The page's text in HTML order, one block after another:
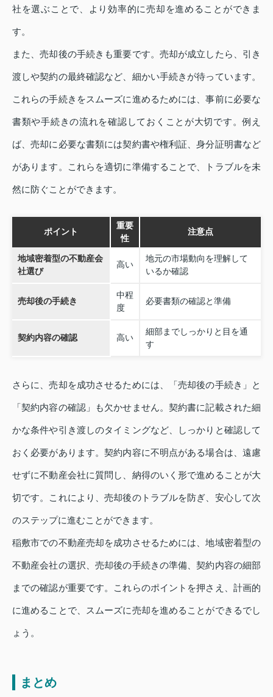
社を選ぶことで、より効率的に売却を進めることができま
す。
また、売却後の手続きも重要です。売却が成立したら、引き
渡しや契約の最終確認など、細かい手続きが待っています。
これらの手続きをスムーズに進めるためには、事前に必要な
書類や手続きの流れを確認しておくことが大切です。例え
ば、売却に必要な書類には契約書や権利証、身分証明書など
があります。これらを適切に準備することで、トラブルを未
然に防ぐことができます。
ポイント
重要
性
注意点
地域密着型の不動産会
社選び
高い
地元の市場動向を理解して
いるか確認
売却後の手続き
中程
度
必要書類の確認と準備
契約内容の確認 高い
細部までしっかりと目を通
す
さらに、売却を成功させるためには、「売却後の手続き」と
「契約内容の確認」も欠かせません。契約書に記載された細
かな条件や引き渡しのタイミングなど、しっかりと確認して
おく必要があります。契約内容に不明点がある場合は、遠慮
せずに不動産会社に質問し、納得のいく形で進めることが大
切です。これにより、売却後のトラブルを防ぎ、安心して次
のステップに進むことができます。
稲敷市での不動産売却を成功させるためには、地域密着型の
不動産会社の選択、売却後の手続きの準備、契約内容の細部
までの確認が重要です。これらのポイントを押さえ、計画的
に進めることで、スムーズに売却を進めることができるでし
ょう。
まとめ